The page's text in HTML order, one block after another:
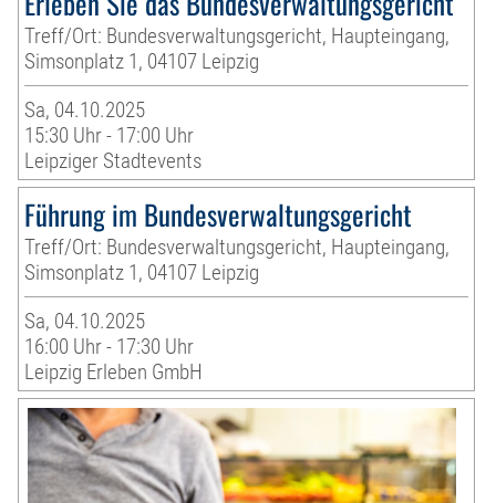
Treff/Ort: Bundesverwaltungsgericht, Haupteingang,
Simsonplatz 1, 04107 Leipzig
Sa, 04.10.2025
15:30 Uhr - 17:00 Uhr
Leipziger Stadtevents
Führung im Bundesverwaltungsgericht
Treff/Ort: Bundesverwaltungsgericht, Haupteingang,
Simsonplatz 1, 04107 Leipzig
Sa, 04.10.2025
16:00 Uhr - 17:30 Uhr
Leipzig Erleben GmbH